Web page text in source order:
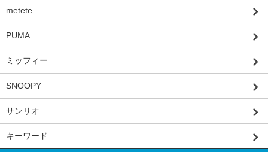
metete
PUMA
ミッフィー
SNOOPY
サンリオ
キーワード